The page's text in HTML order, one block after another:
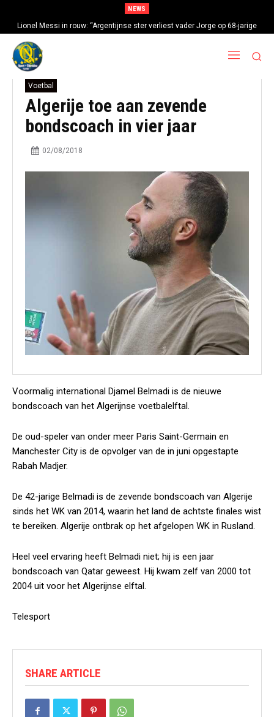
NEWS
Lionel Messi in rouw: “Argentijnse ster verliest vader Jorge op 68-jarige
leeftijd na gezondheidsproblemen”
Voetbal
Algerije toe aan zevende
bondscoach in vier jaar
02/08/2018
Voormalig international Djamel Belmadi is de nieuwe
bondscoach van het Algerijnse voetbalelftal.
De oud-speler van onder meer Paris Saint-Germain en
Manchester City is de opvolger van de in juni opgestapte
Rabah Madjer.
De 42-jarige Belmadi is de zevende bondscoach van Algerije
sinds het WK van 2014, waarin het land de achtste finales wist
te bereiken. Algerije ontbrak op het afgelopen WK in Rusland.
Heel veel ervaring heeft Belmadi niet; hij is een jaar
bondscoach van Qatar geweest. Hij kwam zelf van 2000 tot
2004 uit voor het Algerijnse elftal.
Telesport
SHARE ARTICLE